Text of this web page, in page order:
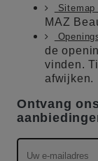
MAZ
de
vinden.
afwijken.
Ontvang